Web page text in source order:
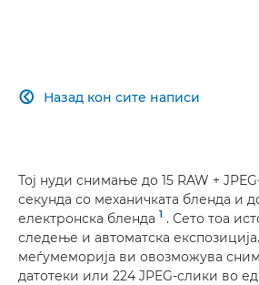
Назад кон сите написи

Тој нуди снимање до 15 RAW +
секунда со механичката бленда и
електронска бленда 1 . Сето тоа
следење и автоматска
меѓумеморија ви овозможува
датотеки или 224 JPEG-слики во